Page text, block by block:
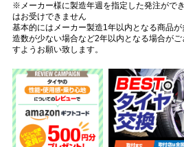
※メーカー様に製造年週を指定した発注がで
はお受けできません
基本的にはメーカー製造1年以内となる商品
造数が少ない場合など2年以内となる場合が
すようお願い致します。